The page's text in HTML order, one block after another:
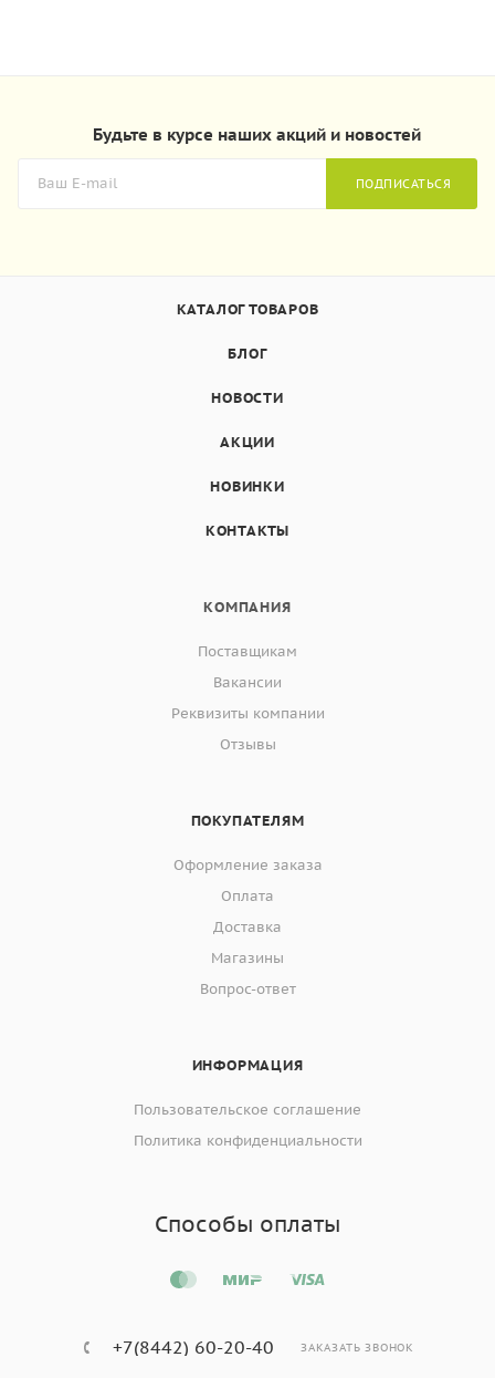
Будьте в курсе наших акций и новостей
ПОДПИСАТЬСЯ
КАТАЛОГ ТОВАРОВ
БЛОГ
НОВОСТИ
АКЦИИ
НОВИНКИ
КОНТАКТЫ
КОМПАНИЯ
Поставщикам
Вакансии
Реквизиты компании
Отзывы
ПОКУПАТЕЛЯМ
Оформление заказа
Оплата
Доставка
Магазины
Вопрос-ответ
ИНФОРМАЦИЯ
Пользовательское соглашение
Политика конфиденциальности
Способы оплаты
+7(8442) 60-20-40 ЗАКАЗАТЬ ЗВОНОК